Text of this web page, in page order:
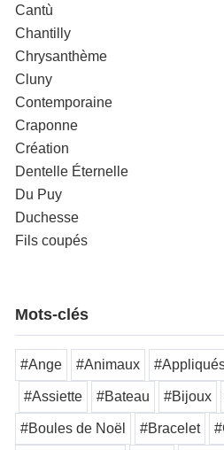
Cantù
Chantilly
Chrysanthème
Cluny
Contemporaine
Craponne
Création
Dentelle Éternelle
Du Puy
Duchesse
Fils coupés
Mots-clés
#Ange #Animaux
#Assiette #Bateau #Bijoux
#Boules de Noël #Bracelet